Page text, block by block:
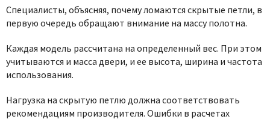
Специалисты, объясняя, почему ломаются скрытые петли, в
первую очередь обращают внимание на массу полотна.
Каждая модель рассчитана на определенный вес. При этом
учитываются и масса двери, и ее высота, ширина и частота
использования.
Нагрузка на скрытую петлю должна соответствовать
рекомендациям производителя. Ошибки в расчетах